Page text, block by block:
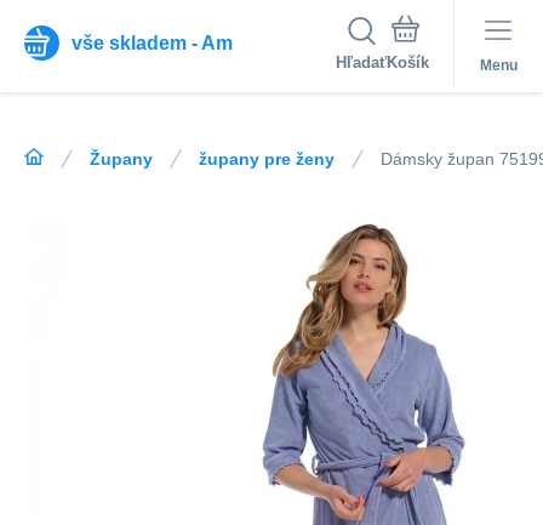
vše skladem - Am
Hľadať Menu
Župany župany pre ženy Dámsky župan